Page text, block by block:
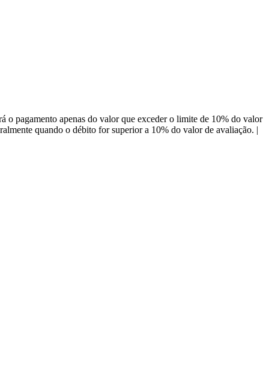
pagamento apenas do valor que exceder o limite de 10% do valor
quando o débito for superior a 10% do valor de avaliação. |